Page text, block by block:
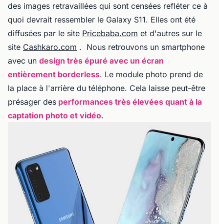
des images retravaillées qui sont censées refléter ce à
quoi devrait ressembler le Galaxy S11. Elles ont été
diffusées par le site Pricebaba.com et d'autres sur le
site Cashkaro.com . Nous retrouvons un smartphone
avec un design très épuré avec un écran
entièrement borderless. Le module photo prend de
la place à l'arrière du téléphone. Cela laisse peut-être
présager des performances très élevées quant à la
captation photo et vidéo.